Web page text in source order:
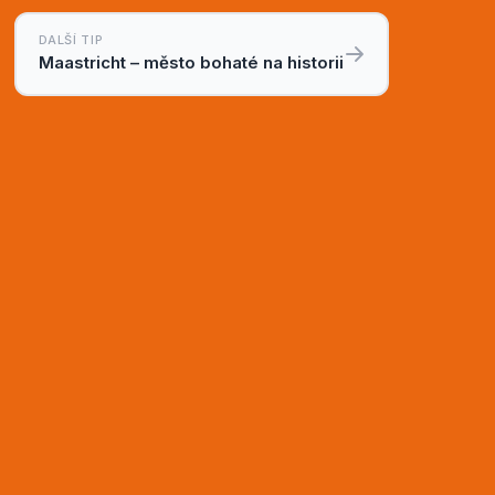
DALŠÍ TIP
Maastricht – město bohaté na historii